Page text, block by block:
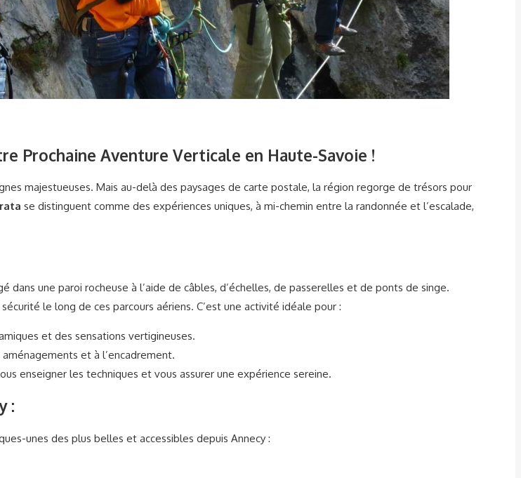
Prochaine Aventure Verticale en Haute-Savoie !
majestueuses. Mais au-delà des paysages de carte postale, la région regorge de trésors pour
se distinguent comme des expériences uniques, à mi-chemin entre la randonnée et l’escalade,
une paroi rocheuse à l’aide de câbles, d’échelles, de passerelles et de ponts de singe.
le long de ces parcours aériens. C’est une activité idéale pour :
et des sensations vertigineuses.
et à l’encadrement.
enseigner les techniques et vous assurer une expérience sereine.
:
unes des plus belles et accessibles depuis Annecy :